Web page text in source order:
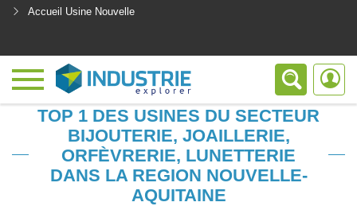
Accueil Usine Nouvelle
TOP 1 DES USINES DU SECTEUR
BIJOUTERIE, JOAILLERIE,
ORFÈVRERIE, LUNETTERIE
DANS LA REGION NOUVELLE-
AQUITAINE